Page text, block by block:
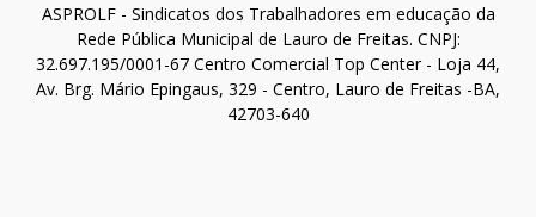
ASPROLF - Sindicatos dos Trabalhadores em educação da
Rede Pública Municipal de Lauro de Freitas. CNPJ:
32.697.195/0001-67 Centro Comercial Top Center - Loja 44,
Av. Brg. Mário Epingaus, 329 - Centro, Lauro de Freitas -BA,
42703-640